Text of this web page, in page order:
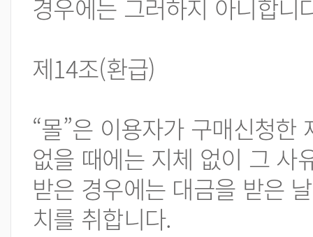
경우에는 그러하지 아니합니
제14조(환급)
“몰”은 이용자가 구매신청
없을 때에는 지체 없이 그 사
받은 경우에는 대금을 받은
치를 취합니다.